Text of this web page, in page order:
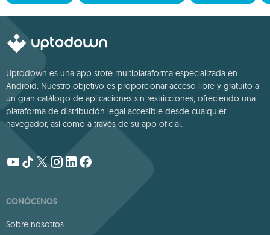
Uptodown es una app store multiplataforma especializada en
Android. Nuestro objetivo es proporcionar acceso libre y gratuito a
un gran catálogo de aplicaciones sin restricciones, ofreciendo una
plataforma de distribución legal accesible desde cualquier
navegador, así como a través de su app oficial.
CONÓCENOS
Sobre nosotros